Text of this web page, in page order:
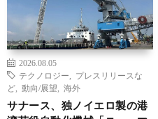
2026.08.05
テクノロジー
プレスリリースな
ど
動向/展望 海外
サナース、独ノイエロ製の港